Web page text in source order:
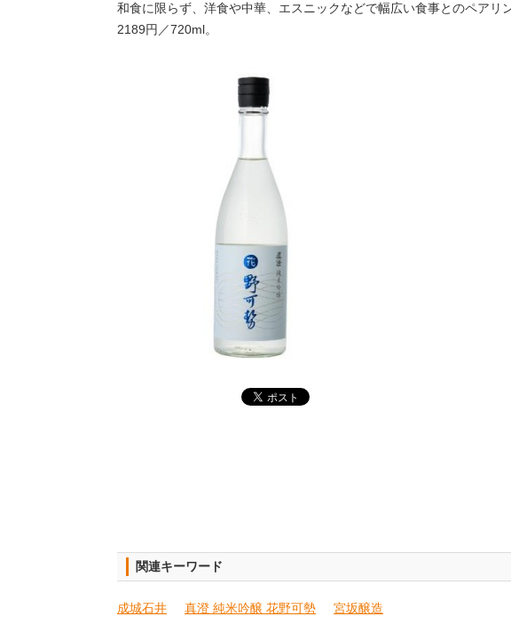
和食に限らず、洋食や中華、エスニックなどで幅広い食事とのペアリ
2189円／720ml。
関連キーワード
成城石井 真澄 純米吟醸 花野可勢 宮坂醸造